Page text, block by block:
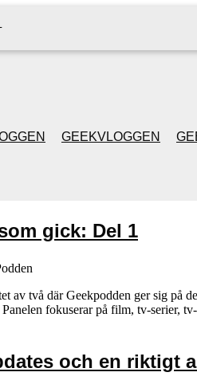
GEEKVLOGGEN
gick: Del 1
av två där Geekpodden ger sig på
fokuserar på film, tv-serier,
och en riktigt